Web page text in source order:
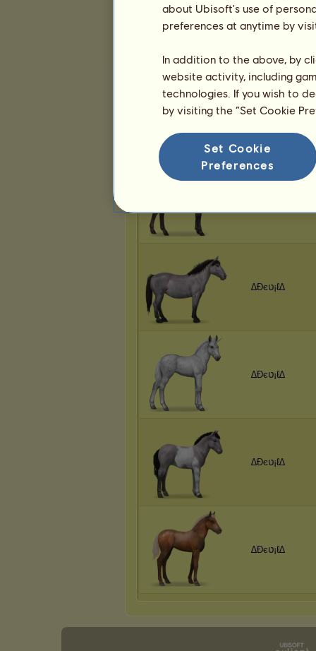
∆Đєט¡ℓ∆
∆Đєט¡ℓ∆
∆Đєט¡ℓ∆
∆Đєט¡ℓ∆
∆Đєט¡ℓ∆
∆Đєט¡ℓ∆
about Ubisoft's use of
preferences at anytime by
In addition to the above, by
website activity, including
technologies. If you wish to
by visiting the “Set Cookie
Set Cookie
Preferences